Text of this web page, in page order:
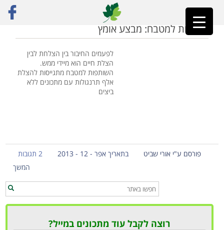
ראשי»מחאת הביצים
שותפות למטבח: מבצע אומץ
לפעמים החיבור בין הצלחת לבין
הצלת חיים הוא מיידי ממש.
השותפות למטבח מתגייסות להצלת
אלף תרנגולות עם מתכונים ללא
ביצים
פורסם ע"י אורי שביט בתאריך אפר - 12 - 2013
2 תגובות
המשך
רוצה לקבל עוד מתכונים במייל?